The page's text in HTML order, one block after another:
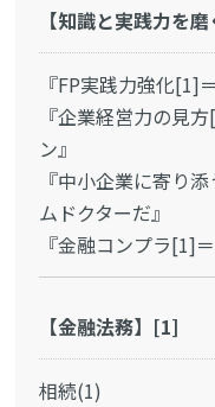
【知識と実践力を磨
『FP実践力強化[1]
『企業経営力の見
ン』
『中小企業に寄り
ムドクターだ』
『金融コンプラ[1]
【金融法務】[1]
相続(1)